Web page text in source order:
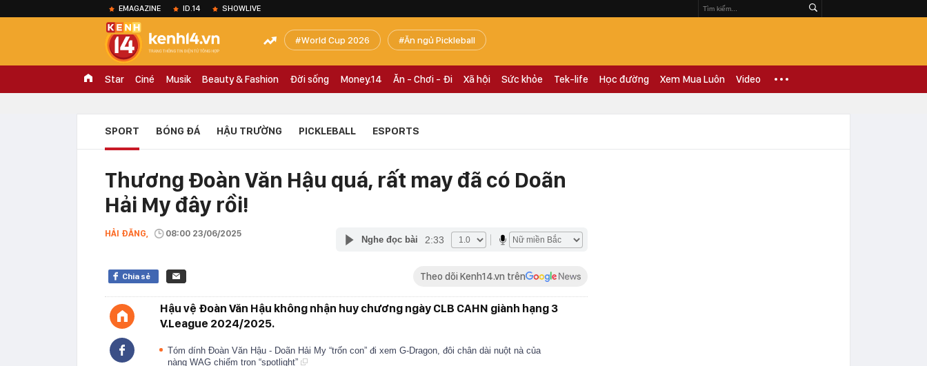
EMAGAZINE ID.14 SHOWLIVE
World Cup 2026 Ăn ngủ Pickleball
Star Ciné Musik Beauty & Fashion Đời sống Money.14 Ăn - Chơi - Đi Xã hội Sức khỏe Tek-life Học đường Xem Mua Luôn Video
SPORT BÓNG ĐÁ HẬU TRƯỜNG PICKLEBALL ESPORTS
Thương Đoàn Văn Hậu quá, rất may đã có Doãn
Hải My đây rồi!
HẢI ĐĂNG, 08:00 23/06/2025
Nghe đọc bài 2:33
Chia sẻ Theo dõi Kenh14.vn trên
Hậu vệ Đoàn Văn Hậu không nhận huy chương ngày CLB CAHN giành hạng 3
V.League 2024/2025.
Tóm dính Đoàn Văn Hậu - Doãn Hải My “trốn con” đi xem G-Dragon, đôi chân dài nuột nà của
nàng WAG chiếm trọn “spotlight”